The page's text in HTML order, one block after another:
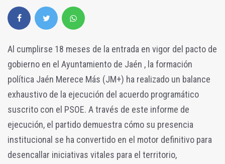
Al cumplirse 18 meses de la entrada en vigor del pacto de
gobierno en el Ayuntamiento de Jaén , la formación
política Jaén Merece Más (JM+) ha realizado un balance
exhaustivo de la ejecución del acuerdo programático
suscrito con el PSOE. A través de este informe de
ejecución, el partido demuestra cómo su presencia
institucional se ha convertido en el motor definitivo para
desencallar iniciativas vitales para el territorio,